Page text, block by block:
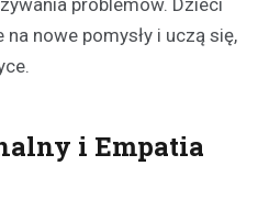
problemów. Dzieci
nowe pomysły i uczą się,
i Empatia